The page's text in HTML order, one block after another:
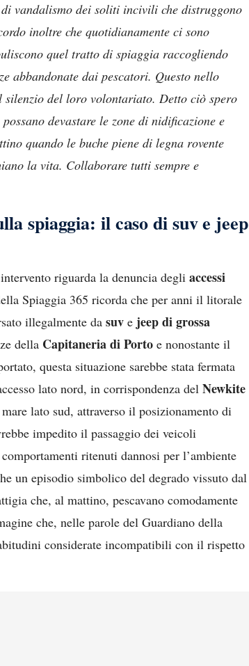
vandalismo dei soliti incivili che distruggono
inoltre che quotidianamente ci sono
quel tratto di spiaggia raccogliendo
abbandonate dai pescatori. Questo nello
del loro volontariato. Detto ciò spero
devastare le zone di nidificazione e
quando le buche piene di legna rovente
la vita. Collaborare tutti sempre e
spiaggia: il caso di suv e jeep
riguarda la denuncia degli accessi
Spiaggia 365 ricorda che per anni il litorale
illegalmente da suv e jeep di grossa
della Capitaneria di Porto e nonostante il
questa situazione sarebbe stata fermata
lato nord, in corrispondenza del Newkite
lato sud, attraverso il posizionamento di
impedito il passaggio dei veicoli
ritenuti dannosi per l’ambiente
un episodio simbolico del degrado vissuto dal
che, al mattino, pescavano comodamente
che, nelle parole del Guardiano della
considerate incompatibili con il rispetto